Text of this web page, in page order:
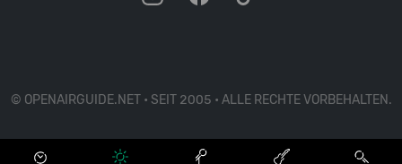
© OPENAIRGUIDE.NET • SEIT 2005 • ALLE RECHTE VORBEHALTEN.